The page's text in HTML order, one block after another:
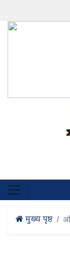
मुख्य पृष्ठ